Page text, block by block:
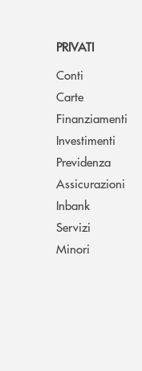
PRIVATI
Conti
Carte
Finanziamenti
Investimenti
Previdenza
Assicurazioni
Inbank
Servizi
Minori